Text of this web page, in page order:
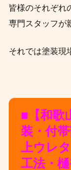
皆様のそれぞれ
専門スタッフが
それでは塗装現
■【和歌
装・付
上ウレ
工法・